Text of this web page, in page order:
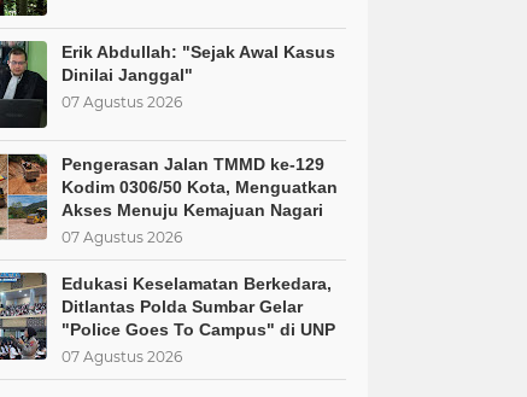
Erik Abdullah: "Sejak Awal Kasus
Dinilai Janggal"
07 Agustus 2026
Pengerasan Jalan TMMD ke-129
Kodim 0306/50 Kota, Menguatkan
Akses Menuju Kemajuan Nagari
07 Agustus 2026
Edukasi Keselamatan Berkedara,
Ditlantas Polda Sumbar Gelar
"Police Goes To Campus" di UNP
07 Agustus 2026